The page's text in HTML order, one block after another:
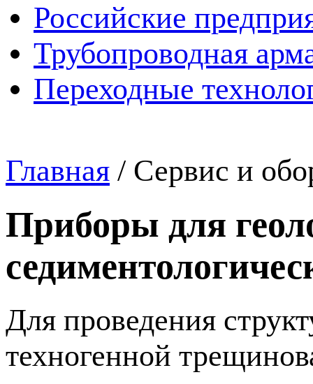
Российские
Трубопроводная
Переходные
Главная / Сервис и
Приборы для
Для проведения
техногенной